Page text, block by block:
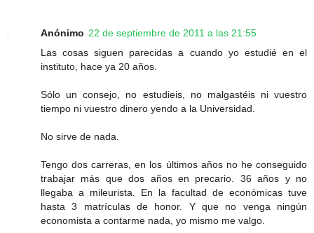
Anónimo 22 de septiembre de 2011 a las 21:55
Las cosas siguen parecidas a cuando yo estudié en el
instituto, hace ya 20 años.
Sólo un consejo, no estudieis, no malgastéis ni vuestro
tiempo ni vuestro dinero yendo a la Universidad.
No sirve de nada.
Tengo dos carreras, en los últimos años no he conseguido
trabajar más que dos años en precario. 36 años y no
llegaba a mileurista. En la facultad de económicas tuve
hasta 3 matrículas de honor. Y que no venga ningún
economista a contarme nada, yo mismo me valgo.